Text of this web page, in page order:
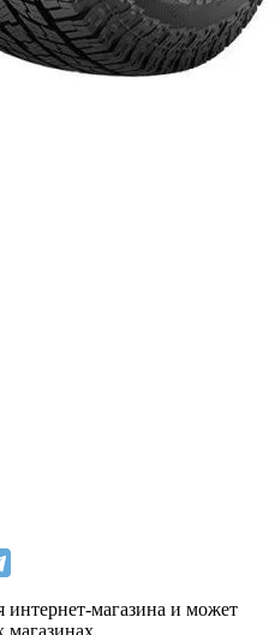
интернет-магазина и может
магазинах